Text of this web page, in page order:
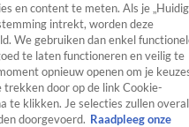
RealityCrimeVideo's
en content te meten. Als je
intrekt, worden deze
We gebruiken dan enkel
te laten functioneren en veilig te
opnieuw openen om je
door op de link Cookie-
te klikken. Je selecties zullen overal
doorgevoerd. Raadpleeg onze